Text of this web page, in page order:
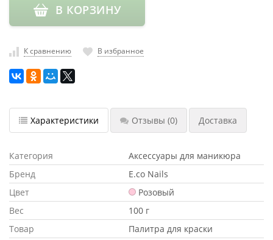
насадки
Хранение
В КОРЗИНУ
К сравнению В избранное
Характеристики Отзывы (0) Доставка
Категория
Аксессуары для маникюра
Бренд
E.co Nails
Цвет
Розовый
Вес
100 г
Товар
Палитра для краски